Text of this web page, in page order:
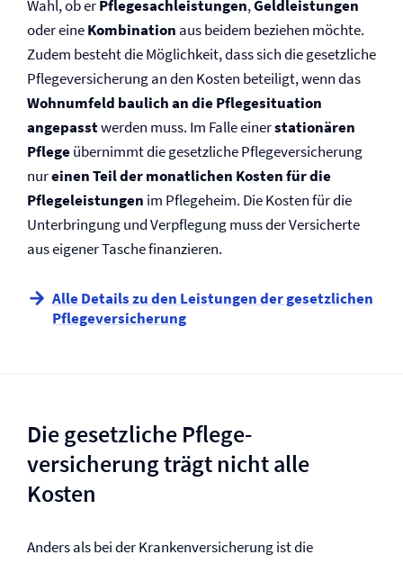
Wahl, ob erPflege­sachleistungen,Geldleistungen
oder eineKombination aus beidem beziehen möchte.
Zudem besteht die Möglichkeit, dass sich die gesetzliche
Pflege­versicherung an den Kosten beteiligt, wenn das
Wohnumfeld baulich an die Pflegesituation
angepasstwerden muss. Im Falle einerstationären
Pflegeübernimmt die gesetzliche Pflege­versicherung
nureinen Teil der monatlichen Kosten für die
Pflegeleistungen im Pflegeheim. Die Kosten für die
Unterbringung und Verpflegung muss der Versicherte
aus eigener Tasche finanzieren.
Alle Details zu den Leistungen der gesetzlichen
Pflege­versicherung
Die gesetzliche Pflege­
versicherung trägt nicht alle
Kosten
Anders als bei der Kranken­versicherung ist die